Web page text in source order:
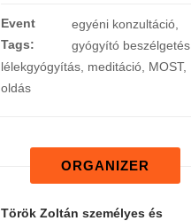
Event
Tags:
egyéni konzultáció,
gyógyító beszélgetés,
lélekgyógyítás, meditáció, MOST,
oldás
ORGANIZER
Török Zoltán személyes és